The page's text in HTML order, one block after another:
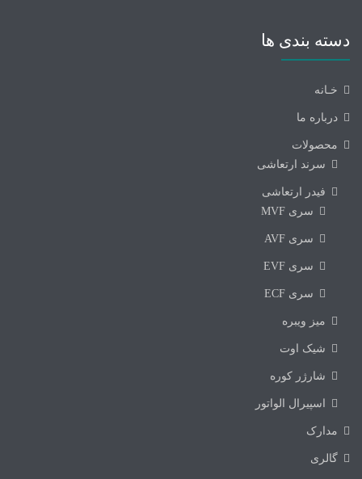
دسته بندی ها
خـانه
درباره ما
محصولات
سرند ارتعاشی
فیدر ارتعاشی
سری MVF
سری AVF
سری EVF
سری ECF
میز ویبره
شیک اوت
شارژر کوره
اسپیرال الواتور
مدارک
گالری